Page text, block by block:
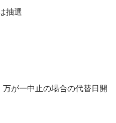
抽選
が一中止の場合の代替日開